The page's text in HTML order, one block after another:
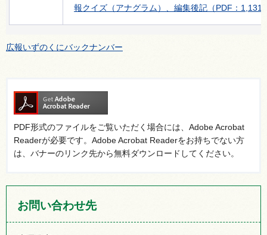
報クイズ（アナグラム）、編集後記（PDF：
広報いずのくにバックナンバー
PDF形式のファイルをご覧いただく場合には、Adobe Acrobat
Readerが必要です。Adobe Acrobat Readerをお持ちでない方
は、バナーのリンク先から無料ダウンロードしてください。
お問い合わせ先